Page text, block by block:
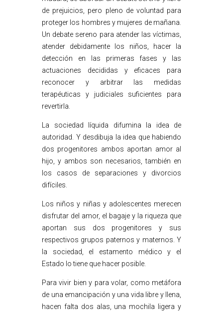
de prejuicios, pero pleno de voluntad para
proteger los hombres y mujeres de mañana.
Un debate sereno para atender las víctimas,
atender debidamente los niños, hacer la
detección en las primeras fases y las
actuaciones decididas y eficaces para
reconocer y arbitrar las medidas
terapéuticas y judiciales suficientes para
revertirla.
La sociedad líquida difumina la idea de
autoridad. Y desdibuja la idea que habiendo
dos progenitores ambos aportan amor al
hijo, y ambos son necesarios, también en
los casos de separaciones y divorcios
difíciles.
Los niños y niñas y adolescentes merecen
disfrutar del amor, el bagaje y la riqueza que
aportan sus dos progenitores y sus
respectivos grupos paternos y maternos. Y
la sociedad, el estamento médico y el
Estado lo tiene que hacer posible.
Para vivir bien y para volar, como metáfora
de una emancipación y una vida libre y llena,
hacen falta dos alas, una mochila ligera y